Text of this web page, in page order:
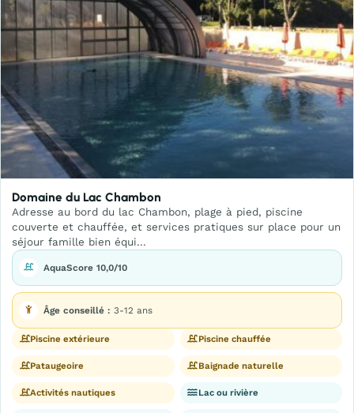
Domaine du Lac Chambon
Adresse au bord du lac Chambon, plage à pied, piscine
couverte et chauffée, et services pratiques sur place pour un
séjour famille bien équi...
AquaScore 10,0/10
Âge conseillé : 3-12 ans
Piscine extérieure Piscine chauffée
Pataugeoire Baignade naturelle
Activités nautiques Lac ou rivière